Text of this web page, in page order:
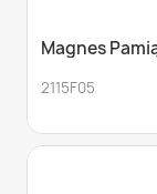
Magnes
2115F05